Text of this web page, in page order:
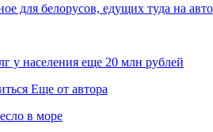
для белорусов, едущих туда на авто
у населения еще 20 млн рублей
Еще от автора
в море